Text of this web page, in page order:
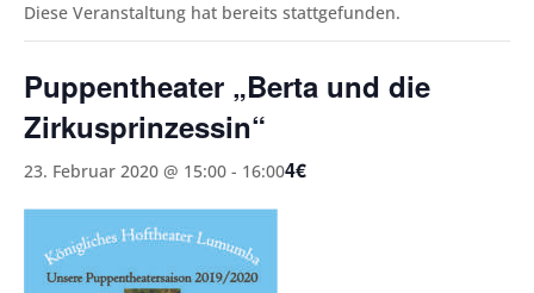
Diese Veranstaltung hat bereits stattgefunden.
Puppentheater „Berta und die
Zirkusprinzessin“
23. Februar 2020 @ 15:00 - 16:004€